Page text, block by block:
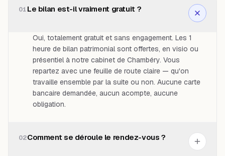
01Le bilan est-il vraiment gratuit ?
Oui, totalement gratuit et sans engagement. Les 1
heure de bilan patrimonial sont offertes, en visio ou
présentiel à notre cabinet de Chambéry. Vous
repartez avec une feuille de route claire — qu'on
travaille ensemble par la suite ou non. Aucune carte
bancaire demandée, aucun acompte, aucune
obligation.
02Comment se déroule le rendez-vous ?